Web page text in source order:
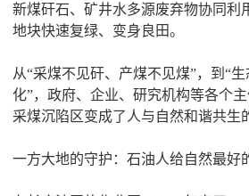
新煤矸石、矿井水多源废弃物协同利
地块快速复绿、变身良田。
从“采煤不见矸、产煤不见煤”，到“
化”，政府、企业、研究机构等各个
采煤沉陷区变成了人与自然和谐共生
一方大地的守护：石油人给自然最好